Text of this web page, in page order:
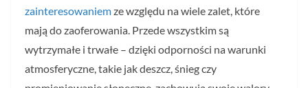
zainteresowaniemze względu na wiele zalet, które
mają do zaoferowania. Przede wszystkim są
wytrzymałe i trwałe – dzięki odporności na warunki
atmosferyczne, takie jak deszcz, śnieg czy